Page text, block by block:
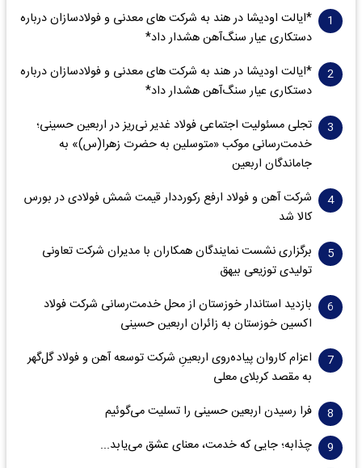
*ایالت اودیشا در هند به شرکت های معدنی و فولادسازان درباره
دستکاری عیار سنگ‌آهن هشدار داد*
*ایالت اودیشا در هند به شرکت های معدنی و فولادسازان درباره
دستکاری عیار سنگ‌آهن هشدار داد*
تجلی مسئولیت اجتماعی فولاد غدیر نی‌ریز در اربعین حسینی؛
خدمت‌رسانی موکب «متوسلین به حضرت زهرا(س)» به
جاماندگان اربعین
شرکت آهن و فولاد ارفع رکورددار قیمت شمش فولادی در بورس
کالا شد
برگزاری نشست نمایندگان همکاران با مدیران شرکت تعاونی
تولیدی توزیعی بیهق
بازدید استاندار خوزستان از محل خدمت‌رسانی شرکت فولاد
اکسین خوزستان به زائران اربعین حسینی
اعزام کاروان پیاده‌روی اربعینِ شرکت توسعه آهن و فولاد گل‌گهر
به مقصد کربلای معلی
فرا رسیدن اربعین حسینی را تسلیت می‌گوئیم
چذابه؛ جایی که خدمت، معنای عشق می‌یابد...